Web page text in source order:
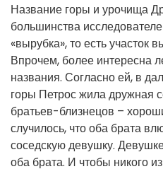
Название горы и урочища
большинства
«вырубка», то есть участок
Впрочем, более интересна
названия. Согласно ей, в
горы Петрос жила дружная
братьев-близнецов –
случилось, что оба брата
соседскую девушку.
оба брата. И чтобы никого